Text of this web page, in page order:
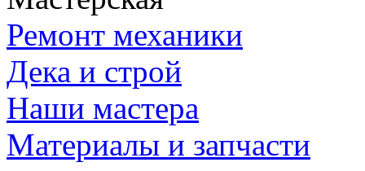
Ремонт механики
Дека и строй
Наши мастера
Материалы и запчасти